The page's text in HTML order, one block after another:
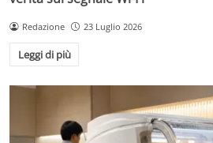
Redazione 23 Luglio 2026
Leggi di più